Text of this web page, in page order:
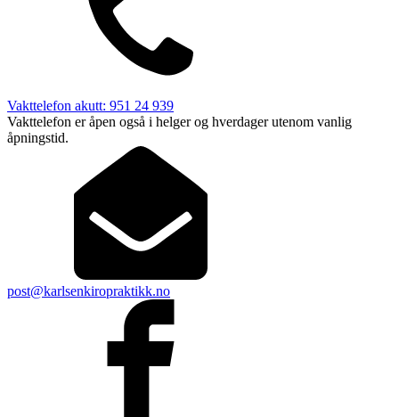
Vakttelefon akutt: 951 24 939
Vakttelefon er åpen også i helger og hverdager utenom vanlig
åpningstid.
post@karlsenkiropraktikk.no